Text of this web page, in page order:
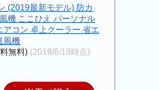
(2019最新モデル) 防カ
機 ここひえ パーソナル
コン 卓上クーラー 省エ
風機
無料) (2019/6/18時点)